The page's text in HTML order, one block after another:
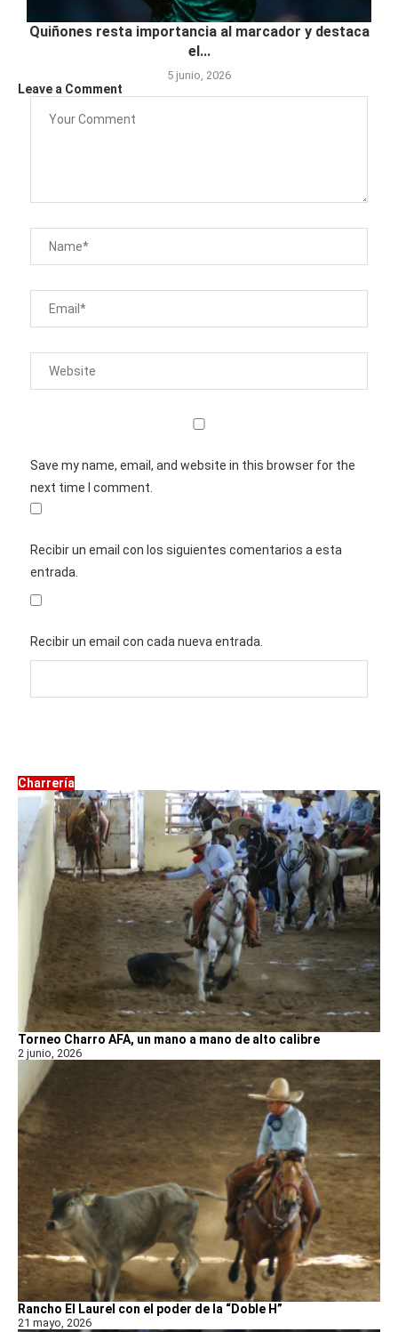
Quiñones resta importancia al marcador y destaca
el...
5 junio, 2026
Leave a Comment
Save my name, email, and website in this browser for the
next time I comment.
Recibir un email con los siguientes comentarios a esta
entrada.
Recibir un email con cada nueva entrada.
Charrería
Torneo Charro AFA, un mano a mano de alto calibre
2 junio, 2026
Rancho El Laurel con el poder de la “Doble H”
21 mayo, 2026